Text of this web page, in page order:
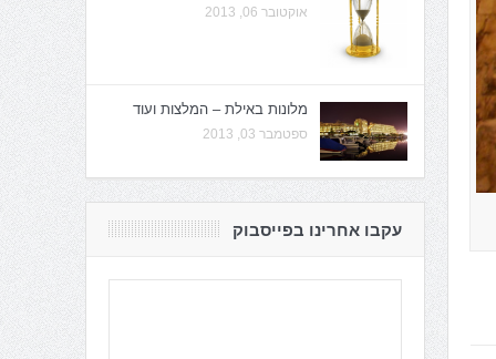
אוקטובר 06, 2013
מלונות באילת – המלצות ועוד
ספטמבר 03, 2013
עקבו אחרינו בפייסבוק